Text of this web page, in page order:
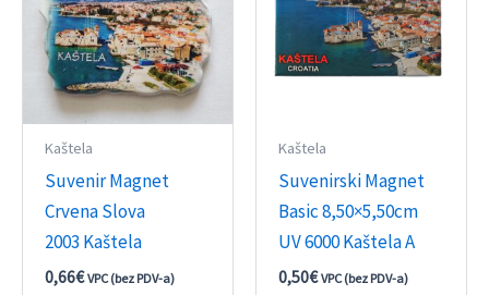
Kaštela
Suvenir Magnet
Crvena Slova
2003 Kaštela
0,66€ VPC (bez PDV-a)
Kaštela
Suvenirski Magnet
Basic 8,50×5,50cm
UV 6000 Kaštela A
0,50€ VPC (bez PDV-a)